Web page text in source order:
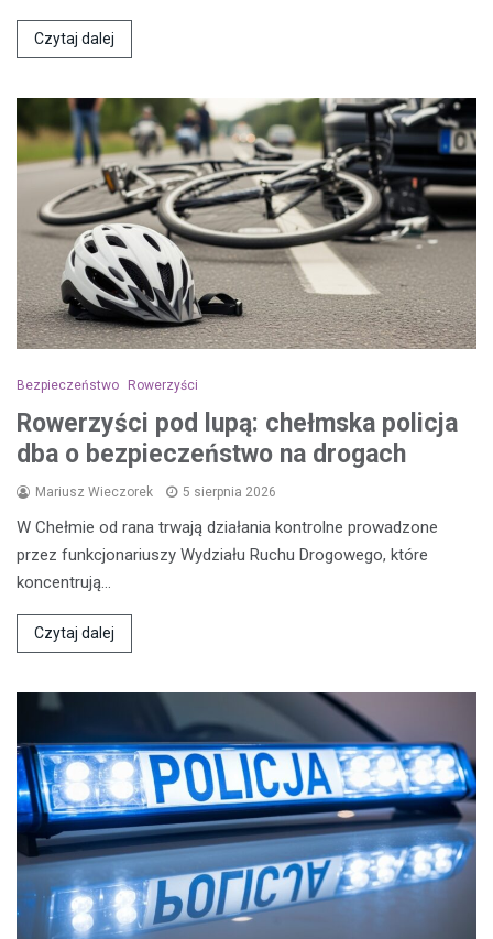
Czytaj dalej
Bezpieczeństwo Rowerzyści
Rowerzyści pod lupą: chełmska policja
dba o bezpieczeństwo na drogach
Mariusz Wieczorek 5 sierpnia 2026
W Chełmie od rana trwają działania kontrolne prowadzone
przez funkcjonariuszy Wydziału Ruchu Drogowego, które
koncentrują…
Czytaj dalej